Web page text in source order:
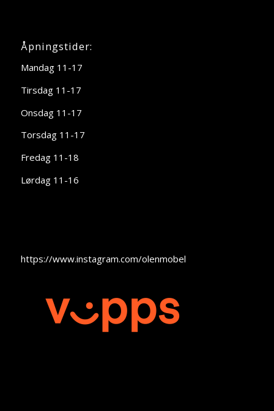
Åpningstider:
Mandag 11-17
Tirsdag 11-17
Onsdag 11-17
Torsdag 11-17
Fredag 11-18
Lørdag 11-16
https://www.instagram.com/olenmobel